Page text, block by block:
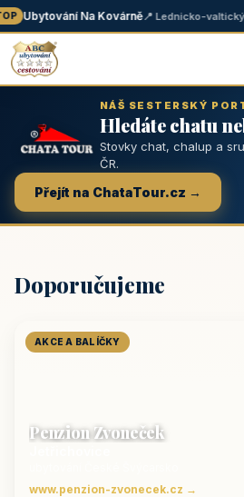
Ubytování Na Kovárně📍 Lednicko-valtický
NÁŠ SESTERSKÝ
Hledáte chatu
Stovky chat, chalup a
ČR.
Přejít na ChataTour.cz →
Doporučujeme
AKCE A BALÍČKY
Penzion Zvoneček
www.penzion-zvonecek.cz →